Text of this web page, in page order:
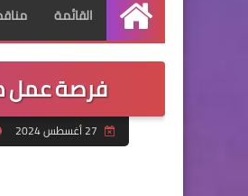
الرئيسية
القائمة
فرصة عمل